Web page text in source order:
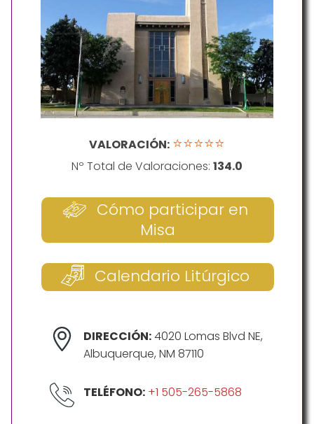
VALORACIÓN: ⭐⭐⭐⭐⭐
Nº Total de Valoraciones: 134.0
Cómo participar en
Misa
Calendario Litúrgico
DIRECCIÓN:4020 Lomas Blvd NE,
Albuquerque, NM 87110
TELÉFONO: +1 505-265-5868